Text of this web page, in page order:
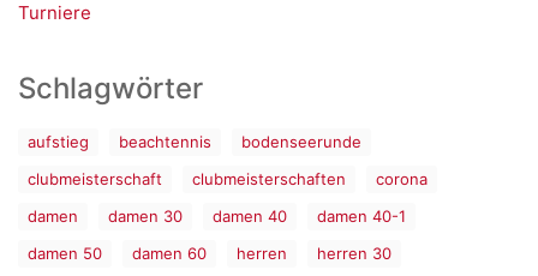
Turniere
Schlagwörter
aufstieg beachtennis
bodenseerunde
clubmeisterschaft
clubmeisterschaften
corona
damen
damen 30 damen 40
damen 40-1
damen 50
damen 60 herren
herren 30